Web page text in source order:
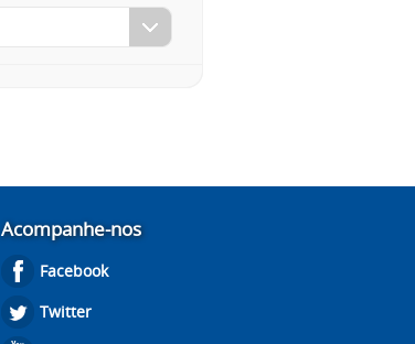
Acompanhe-nos
Facebook
Twitter